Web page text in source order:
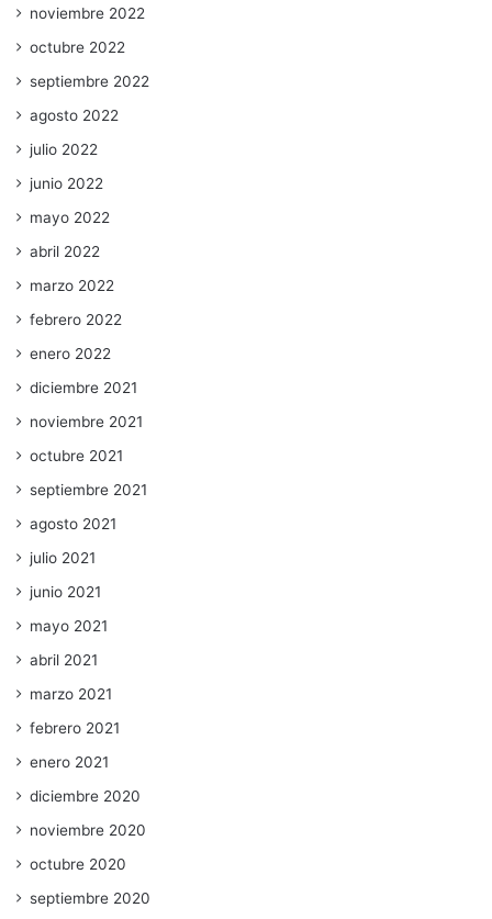
noviembre 2022
octubre 2022
septiembre 2022
agosto 2022
julio 2022
junio 2022
mayo 2022
abril 2022
marzo 2022
febrero 2022
enero 2022
diciembre 2021
noviembre 2021
octubre 2021
septiembre 2021
agosto 2021
julio 2021
junio 2021
mayo 2021
abril 2021
marzo 2021
febrero 2021
enero 2021
diciembre 2020
noviembre 2020
octubre 2020
septiembre 2020